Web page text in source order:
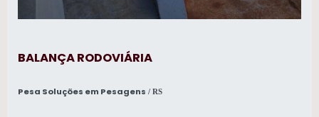
BALANÇA RODOVIÁRIA
Pesa Soluções em Pesagens / RS